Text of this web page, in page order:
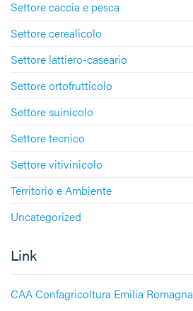
Settore caccia e pesca
Settore cerealicolo
Settore lattiero-caseario
Settore ortofrutticolo
Settore suinicolo
Settore tecnico
Settore vitivinicolo
Territorio e Ambiente
Uncategorized
Link
CAA Confagricoltura Emilia Romagna